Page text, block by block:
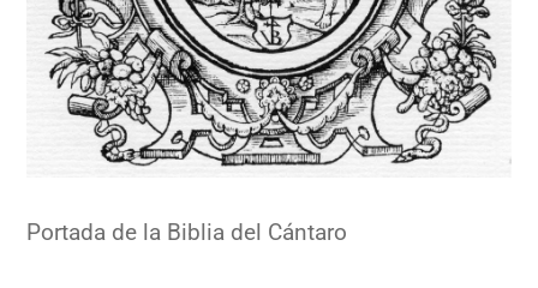
Portada de la Biblia del Cántaro